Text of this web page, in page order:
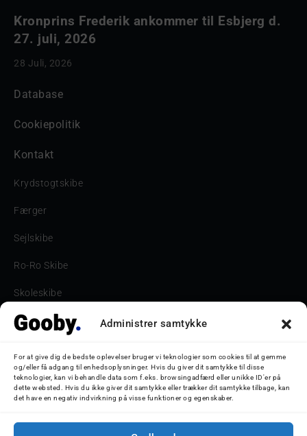
Administrer samtykke
For at give dig de bedste oplevelser bruger vi teknologier som cookies til at gemme
og/eller få adgang til enhedsoplysninger. Hvis du giver dit samtykke til disse
teknologier, kan vi behandle data som f.eks. browsingadfærd eller unikke ID'er på
dette websted. Hvis du ikke giver dit samtykke eller trækker dit samtykke tilbage, kan
det have en negativ indvirkning på visse funktioner og egenskaber.
Kronprins Frederik ankommer til Esbjerg d.
27. juli, 2026
28 Juli, 2026
Database
Cookiepolitik
Kontakt
Krydstogtskibe
Færger
Sejlskibe
Ro-Ro Skibe
Skoleskibe
Havne & Turbåde samt restaurantionsskibe
Bilskib
Storebæltsbroen